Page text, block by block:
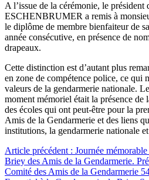
A l’issue de la cérémonie, le
ESCHENBRUMER a remis à
le diplôme de membre bienfaiteur de
année consécutive, en présence de
drapeaux.
Cette distinction est d’autant plus
en zone de compétence police, ce qui
valeurs de la gendarmerie nationale.
moment mémoriel était la présence de
des écoles qui ont peut-être pour la
Amis de la Gendarmerie et des liens
institutions, la gendarmerie nationale
Article précédent : Journée
Briey des Amis de la Gendarmerie.
Comité des Amis de la Gendarmerie